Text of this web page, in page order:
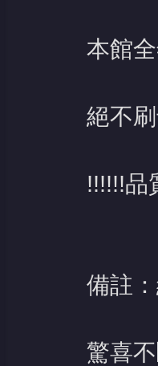
本館
絕不
!!!!!!品
備註
驚喜